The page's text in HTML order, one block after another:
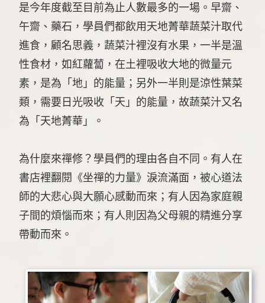
是今年度截至目前為止人數最多的一場。早齋、
午齋、藥石，學員們都飲用天地菁華蔬菜汁取代
進食，顧名思義，蔬菜汁裡沒有水果，一半是溫
性食材，如紅蘿蔔，在土裡吸收大地的微量元
素，是為「地」的能量；另外一半則是涼性葉菜
類，需要日光吸收「天」的能量，故蔬菜汁又名
為「天地菁華」。
為什麼來禪修？學員們的理由各自不同。有人在
書店裡翻閱《坐禪的力量》淚流滿面，被心道法
師的大悲心與大願心感動而來；有人因為家庭親
子間的煩惱而來；有人則因為父母親的精進分享
帶動而來。